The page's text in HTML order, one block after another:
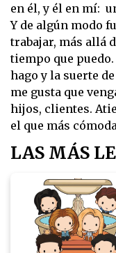
en él, y él en mí:
Y de algún modo
trabajar, más allá
tiempo que
hago y la suerte
me gusta que
hijos, clientes.
el que más
LAS MÁS